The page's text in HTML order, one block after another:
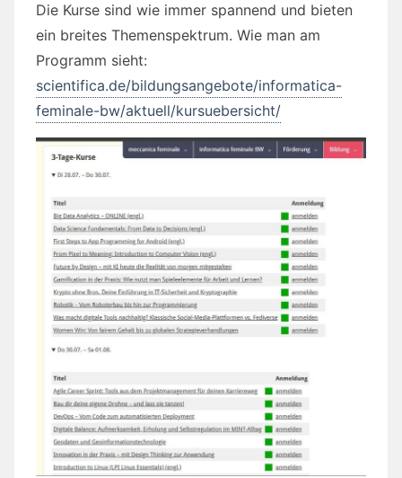
Die Kurse sind wie immer spannend und bieten
ein breites Themenspektrum. Wie man am
Programm sieht:
scientifica.de/bildungsangebote/informatica-
feminale-bw/aktuell/kursuebersicht/